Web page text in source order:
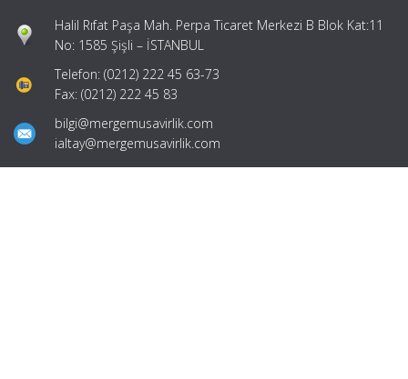
Halil Rıfat Paşa Mah. Perpa Ticaret Merkezi B Blok Kat:11
No: 1585 Şişli – İSTANBUL
Telefon: (0212) 222 45 63-73
Fax: (0212) 222 45 83
bilgi@mergemusavirlik.com
ialtay@mergemusavirlik.com